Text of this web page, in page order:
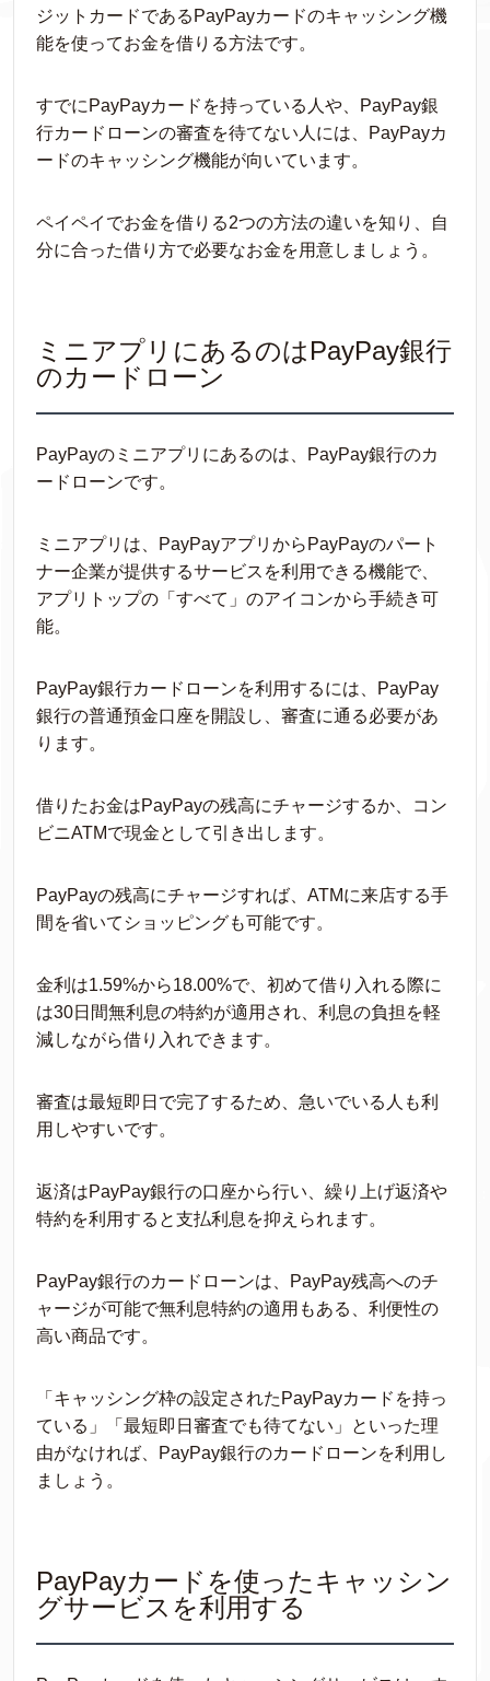
ジットカードであるPayPayカードのキャッシング機
能を使ってお金を借りる方法です。
すでにPayPayカードを持っている人や、PayPay銀
行カードローンの審査を待てない人には、PayPayカ
ードのキャッシング機能が向いています。
ペイペイでお金を借りる2つの方法の違いを知り、自
分に合った借り方で必要なお金を用意しましょう。
ミニアプリにあるのはPayPay銀行
のカードローン
PayPayのミニアプリにあるのは、PayPay銀行のカ
ードローンです。
ミニアプリは、PayPayアプリからPayPayのパート
ナー企業が提供するサービスを利用できる機能で、
アプリトップの「すべて」のアイコンから手続き可
能。
PayPay銀行カードローンを利用するには、PayPay
銀行の普通預金口座を開設し、審査に通る必要があ
ります。
借りたお金はPayPayの残高にチャージするか、コン
ビニATMで現金として引き出します。
PayPayの残高にチャージすれば、ATMに来店する手
間を省いてショッピングも可能です。
金利は1.59%から18.00%で、初めて借り入れる際に
は30日間無利息の特約が適用され、利息の負担を軽
減しながら借り入れできます。
審査は最短即日で完了するため、急いでいる人も利
用しやすいです。
返済はPayPay銀行の口座から行い、繰り上げ返済や
特約を利用すると支払利息を抑えられます。
PayPay銀行のカードローンは、PayPay残高へのチ
ャージが可能で無利息特約の適用もある、利便性の
高い商品です。
「キャッシング枠の設定されたPayPayカードを持っ
ている」「最短即日審査でも待てない」といった理
由がなければ、PayPay銀行のカードローンを利用し
ましょう。
PayPayカードを使ったキャッシン
グサービスを利用する